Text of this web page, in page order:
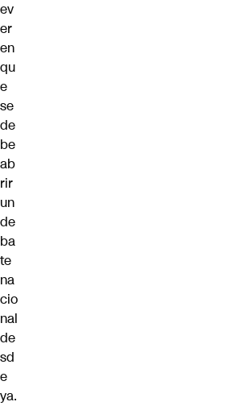
ev
er
en
qu
e
se
de
be
ab
rir
un
de
ba
te
na
cio
nal
de
sd
e
ya.